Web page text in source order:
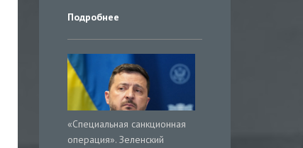
Подробнее
«Специальная санкционная
операция». Зеленский